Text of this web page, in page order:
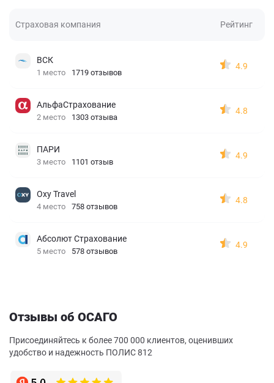
Страховая компания Рейтинг
ВСК
1 место 1719 отзывов
4.9
АльфаСтрахование
2 место 1303 отзыва
4.8
ПАРИ
3 место 1101 отзыв
4.9
Oxy Travel
4 место 758 отзывов
4.8
Абсолют Страхование
5 место 578 отзывов
4.9
Отзывы об ОСАГО
Присоединяйтесь к более 700 000 клиентов, оценивших
удобство и надежность ПОЛИС 812